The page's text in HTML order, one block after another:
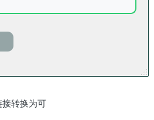
转换为可